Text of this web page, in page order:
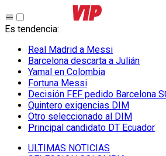
Es tendencia:
Real Madrid a Messi
Barcelona descarta a Julián
Yamal en Colombia
Fortuna Messi
Decisión FEF pedido Barcelona
Quintero exigencias DIM
Otro seleccionado al DIM
Principal candidato DT Ecuador
ULTIMAS NOTICIAS